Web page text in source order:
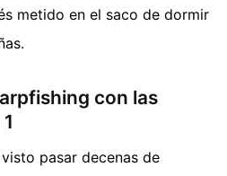
metido en el saco de dormir
con las
pasar decenas de